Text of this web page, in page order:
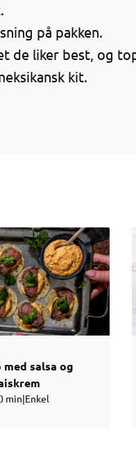
på pakken.
de liker best, og
kit.
salsa og
min|Enkel